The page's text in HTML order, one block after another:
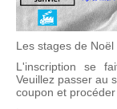
Les stages de
L'inscription se
Veuillez passer au
coupon et